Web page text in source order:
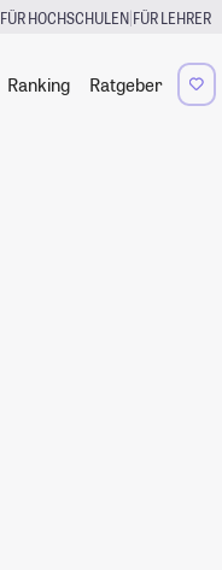
FÜR HOCHSCHULEN|FÜR LEHRER
Ranking Ratgeber